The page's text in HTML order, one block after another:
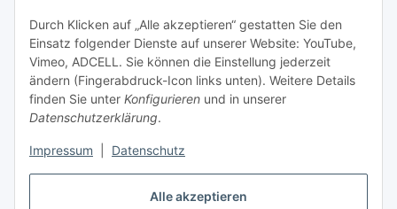
Alle akzeptieren
Durch Klicken auf „Alle akzeptieren“ gestatten Sie den
Einsatz folgender Dienste auf unserer Website: YouTube,
Vimeo, ADCELL. Sie können die Einstellung jederzeit
ändern (Fingerabdruck-Icon links unten). Weitere Details
finden Sie unter Konfigurieren und in unserer
Datenschutzerklärung.
Impressum Datenschutz
Berliner Allee 38
13088 Berlin
Shop +49 30 4280 2070
Fax +49 30 4280 2071